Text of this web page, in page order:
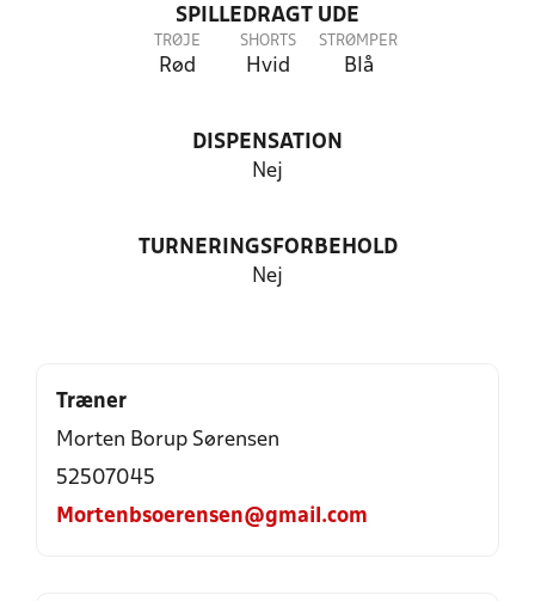
SPILLEDRAGT UDE
TRØJE
Rød
SHORTS
Hvid
STRØMPER
Blå
DISPENSATION
Nej
TURNERINGSFORBEHOLD
Nej
Træner
Morten Borup Sørensen
52507045
Mortenbsoerensen@gmail.com